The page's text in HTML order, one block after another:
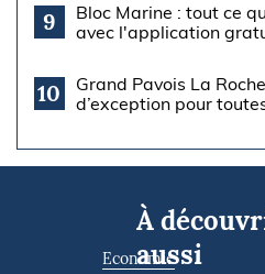
9
Bloc Marine : tout ce
avec l'application
10
Grand Pavois La
d’exception pour
À
aussi
Economie